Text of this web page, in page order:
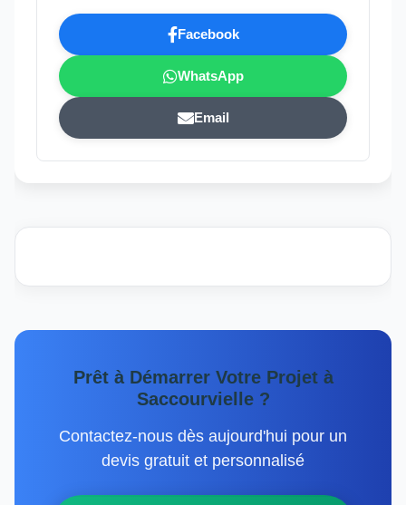
Facebook
WhatsApp
Email
Prêt à Démarrer Votre Projet à
Saccourvielle ?
Contactez-nous dès aujourd'hui pour un
devis gratuit et personnalisé